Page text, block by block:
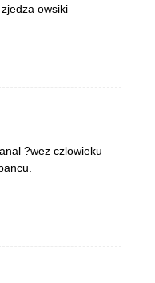
owsiki
?wez czlowieku